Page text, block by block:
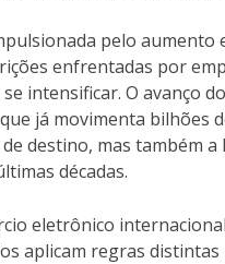
pelo
enfrentadas por
intensificar. O avanço
já movimenta bilhões
destino, mas também
décadas.
eletrônico
aplicam regras